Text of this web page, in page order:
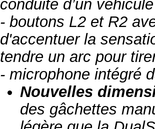
conduite d’un
- boutons L2 et R2
d'accentuer la
tendre un arc pour
- microphone intégré
Nouvelles
des gâchettes